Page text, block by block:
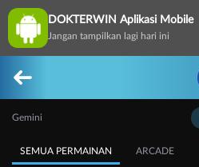
DOKTERWIN Aplikasi Mobile
Jangan tampilkan lagi hari ini
Gemini
SEMUA PERMAINAN ARCADE